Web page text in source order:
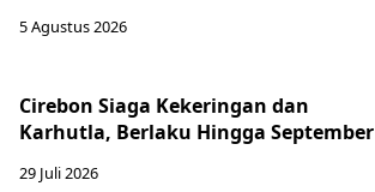
5 Agustus 2026
Cirebon Siaga Kekeringan dan
Karhutla, Berlaku Hingga September
29 Juli 2026